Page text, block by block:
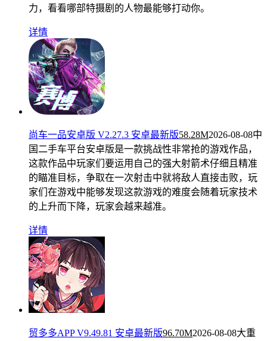
力，看看哪部特摄剧的人物最能够打动你。
详情
尚车一品安卓版 V2.27.3 安卓最新版58.28M2026-08-08中
国二手车平台安卓版是一款挑战性非常抢的游戏作品，
这款作品中玩家们要运用自己的强大射箭术仔细且精准
的瞄准目标，争取在一次射击中就将敌人直接击败，玩
家们在游戏中能够发现这款游戏的难度会随着玩家技术
的上升而下降，玩家会越来越准。
详情
贸多多APP V9.49.81 安卓最新版96.70M2026-08-08大重